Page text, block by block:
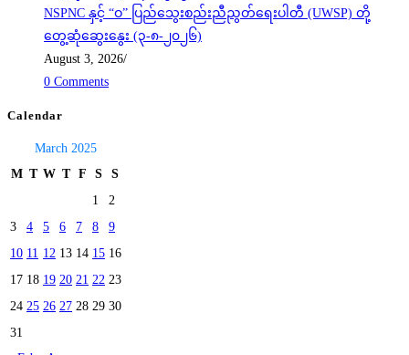
NSPNC နှင့် “ဝ” ပြည်သွေးစည်းညီညွတ်ရေးပါတီ (UWSP) တို့
တွေ့ဆုံဆွေးနွေး (၃-၈-၂၀၂၆)
August 3, 2026/
0 Comments
Calendar
March 2025
M T W T F S
S
1
2
3
4 5 6 7 8
9
10 11 12 13 14 15 16
17 18 19 20 21 22 23
24 25 26 27 28 29 30
31